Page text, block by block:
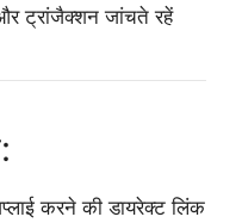
ट्रांजैक्शन जांचते रहें
करने की डायरेक्ट लिंक